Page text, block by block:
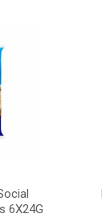
6X24G